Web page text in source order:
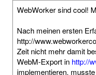
WebWorker sind cool!
Nach meinen ersten
http://
Zeit nicht mehr damit
WebM-Export in http://
implementieren,